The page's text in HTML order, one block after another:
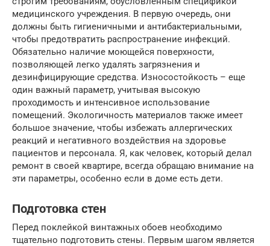
медицинского учреждения. В первую очередь, они
должны быть гигиеничными и антибактериальными,
чтобы предотвратить распространение инфекций.
Обязательно наличие моющейся поверхности,
позволяющей легко удалять загрязнения и
дезинфицирующие средства. Износостойкость – еще
один важный параметр, учитывая высокую
проходимость и интенсивное использование
помещений. Экологичность материалов также имеет
большое значение, чтобы избежать аллергических
реакций и негативного воздействия на здоровье
пациентов и персонала. Я, как человек, который делал
ремонт в своей квартире, всегда обращаю внимание на
эти параметры, особенно если в доме есть дети.
Подготовка стен
Перед поклейкой винтажных обоев необходимо
тщательно подготовить стены. Первым шагом является